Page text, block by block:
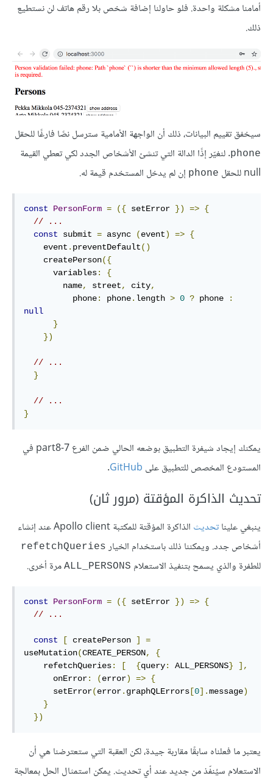
أمامنا مشكلة واحدة. فلو حاولنا إضافة شخص بلا رقم هاتف لن نستطيع
ذلك.
سيخفق تقييم البيانات، ذلك أن الواجهة الأمامية سترسل نصًا فارغًا للحقل
phone. لنغيّر إذًا الدالة التي تنشئ الأشخاص الجدد لكي تعطي القيمة
null للحقل
phone إن لم يدخل المستخدم قيمة له.
const PersonForm = ({ setError }) => {
// ...
const submit = async (event) => {
    event
. preventDefault()
    createPerson
({
      variables
:
{
        name
, street, city,
          phone
: phone. length > 0 ? phone
:
null
}
})
// ...
}
// ...
}
يمكنك إيجاد شيفرة التطبيق بوضعه الحالي ضمن الفرع part8-7 في
المستودع المخصص للتطبيق على GitHub
.
تحديث الذاكرة المؤقتة (مرور ثان)
ينبغي عليناتحديث
الذاكرة المؤقتة للمكتبة Apollo client عند إنشاء
أشخاص جدد. ويمكننا ذلك باستخدام الخيار refetchQueries
للطفرة والذي يسمح بتنفيذ الاستعلام ALL_PERSONS مرة أخرى.
const PersonForm = ({ setError }) => {
// ...
const [ createPerson ]
=
useMutation(CREATE_PERSON,
{
    refetchQueries
: [ {query: ALL_PERSONS}
],
      onError
: (error) => {
      setError
(error. graphQLErrors [0].message)
}
})
يعتبر ما فعلناه سابقًا مقاربة جيدة، لكن العقبة التي ستعترضنا هي أن
الاستعلام سيُنفّذ من جديد عند أي تحديث. يمكن استمثال الحل بمعالجة